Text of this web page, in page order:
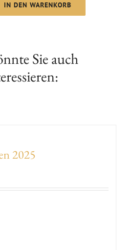
IN DEN WARENKORB
Sie auch
2025